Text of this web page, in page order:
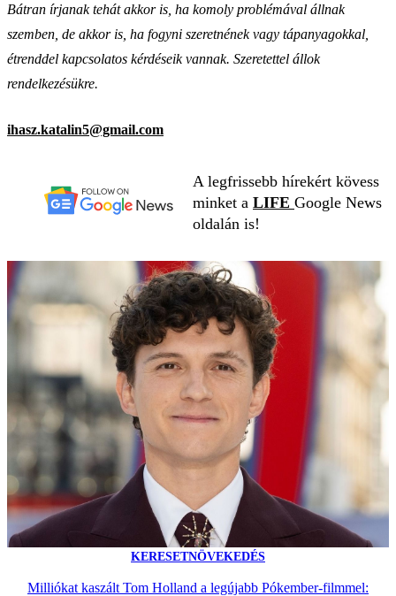
Bátran írjanak tehát akkor is, ha komoly problémával állnak
szemben, de akkor is, ha fogyni szeretnének vagy tápanyagokkal,
étrenddel kapcsolatos kérdéseik vannak. Szeretettel állok
rendelkezésükre.
ihasz.katalin5@gmail.com
A legfrissebb hírekért kövess
minket a LIFE Google News
oldalán is!
KERESETNÖVEKEDÉS
Milliókat kaszált Tom Holland a legújabb Pókember-filmmel: